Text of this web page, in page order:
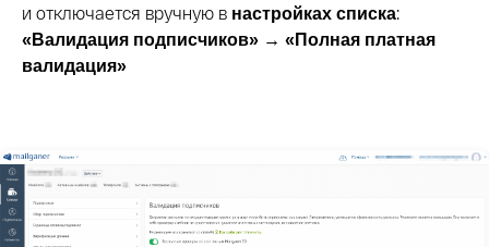
и отключается вручную в настройках списка:
«Валидация подписчиков» → «Полная платная
валидация»